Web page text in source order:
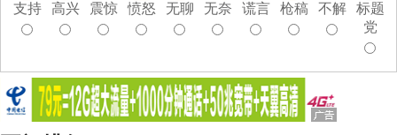
支持 高兴 震惊 愤怒 无聊 无奈 谎言 枪稿 不解
标题
党